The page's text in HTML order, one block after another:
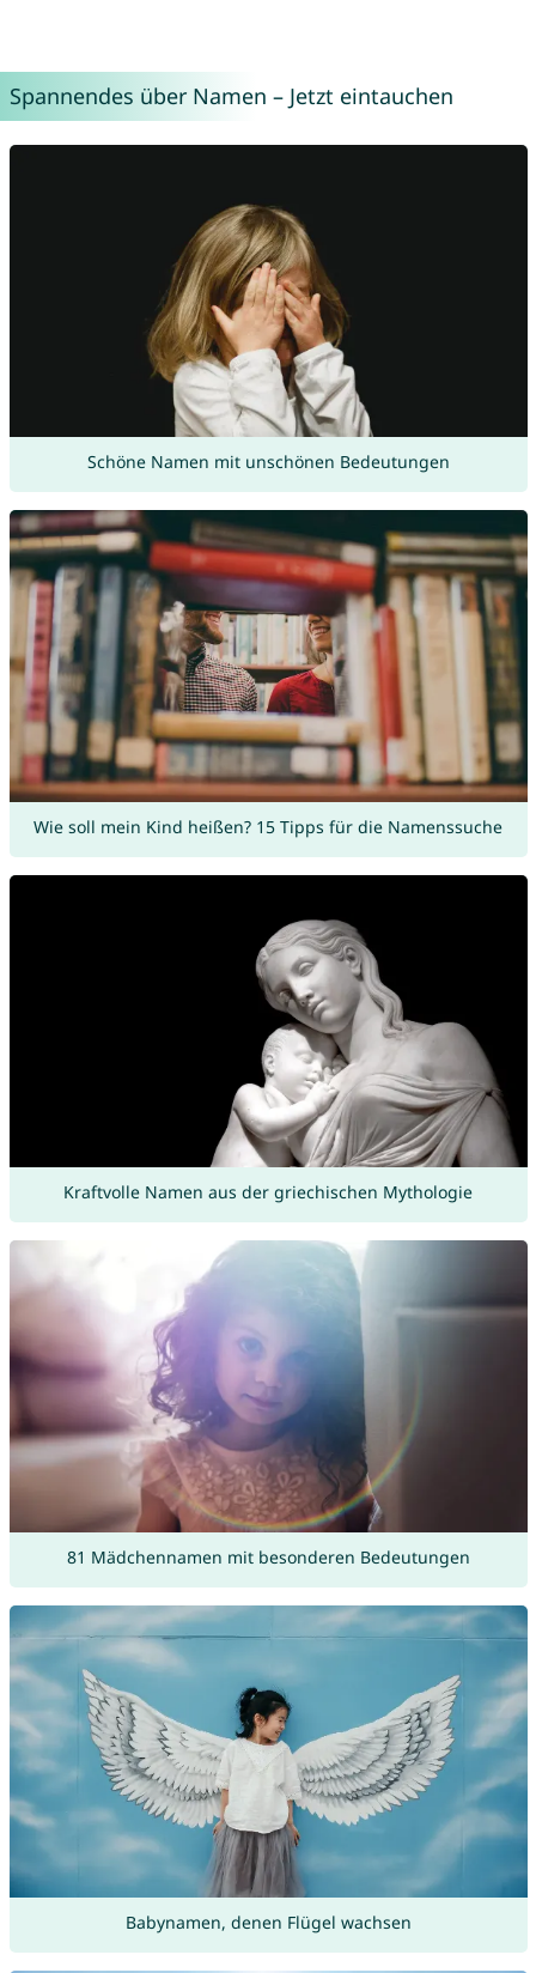
Spannendes über Namen – Jetzt eintauchen
Schöne Namen mit unschönen Bedeutungen
Wie soll mein Kind heißen? 15 Tipps für die Namenssuche
Kraftvolle Namen aus der griechischen Mythologie
81 Mädchennamen mit besonderen Bedeutungen
Babynamen, denen Flügel wachsen